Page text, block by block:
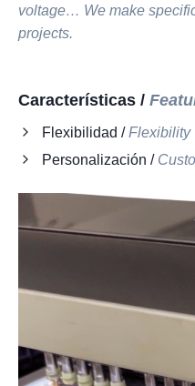
voltage… We make
projects.
Características /
Flexibilidad /Flexibility
Personalización /